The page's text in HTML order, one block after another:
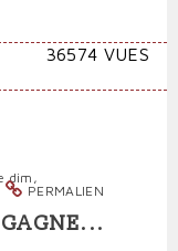
36574 VUES
PERMALIEN
dim,